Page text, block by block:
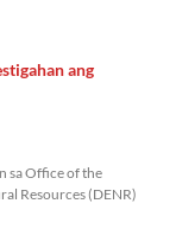
ang
sa Office of the
Resources (DENR)